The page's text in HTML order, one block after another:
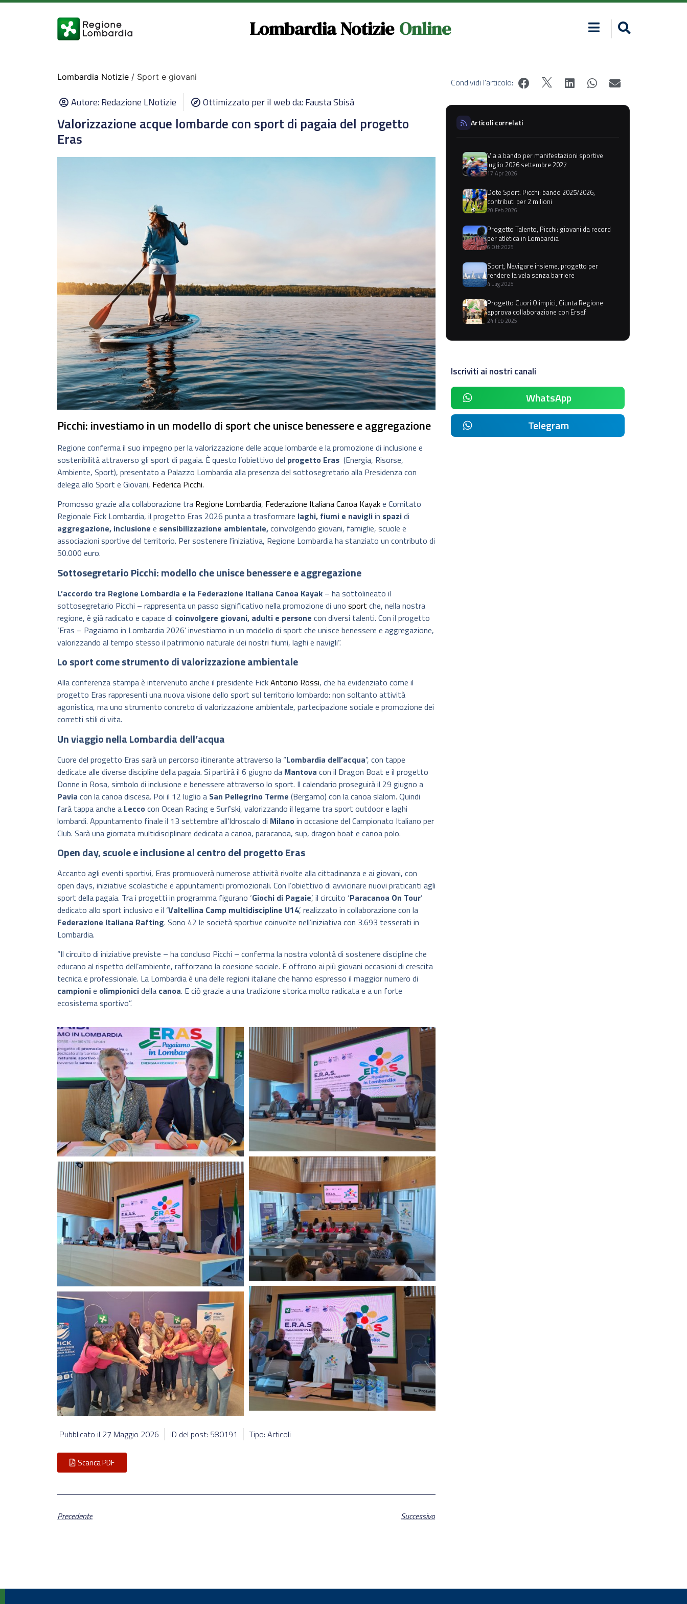
Lombardia Notizie Online
Lombardia Notizie / Sport e giovani
Autore:Redazione LNotizie Ottimizzato per il web da: Fausta Sbisà
Valorizzazione acque lombarde con sport di pagaia del progetto
Eras
Picchi: investiamo in un modello di sport che unisce benessere e aggregazione
Regione conferma il suo impegno per la valorizzazione delle acque lombarde e la promozione di inclusione e
sostenibilità attraverso gli sport di pagaia. È questo l’obiettivo del progetto Eras (Energia, Risorse,
Ambiente, Sport), presentato a Palazzo Lombardia alla presenza del sottosegretario alla Presidenza con
delega allo Sport e Giovani, Federica Picchi.
Promosso grazie alla collaborazione tra Regione Lombardia, Federazione Italiana Canoa Kayake Comitato
Regionale Fick Lombardia, il progetto Eras 2026 punta a trasformare laghi, fiumi e navigliin spazidi
aggregazione, inclusione e sensibilizzazione ambientale,coinvolgendo giovani, famiglie, scuole e
associazioni sportive del territorio. Per sostenere l’iniziativa, Regione Lombardia ha stanziato un contributo di
50.000 euro.
Sottosegretario Picchi: modello che unisce benessere e aggregazione
L’accordo tra Regione Lombardia e la Federazione Italiana Canoa Kayak – ha sottolineato il
sottosegretario Picchi – rappresenta un passo significativo nella promozione di uno sport che, nella nostra
regione, è già radicato e capace di coinvolgere giovani, adulti e persone con diversi talenti. Con il progetto
‘Eras – Pagaiamo in Lombardia 2026’ investiamo in un modello di sport che unisce benessere e aggregazione,
valorizzando al tempo stesso il patrimonio naturale dei nostri fiumi, laghi e navigli”.
Lo sport come strumento di valorizzazione ambientale
Alla conferenza stampa è intervenuto anche il presidente FickAntonio Rossi, che ha evidenziato come il
progetto Eras rappresenti una nuova visione dello sport sul territorio lombardo: non soltanto attività
agonistica, ma uno strumento concreto di valorizzazione ambientale, partecipazione sociale e promozione dei
corretti stili di vita.
Un viaggio nella Lombardia dell’acqua
Cuore del progetto Eras sarà un percorso itinerante attraverso la “Lombardia dell’acqua”, con tappe
dedicate alle diverse discipline della pagaia. Si partirà il 6 giugno da Mantova con il Dragon Boat e il progetto
Donne in Rosa, simbolo di inclusione e benessere attraverso lo sport. Il calendario proseguirà il 29 giugno a
Pavia con la canoa discesa. Poi il 12 luglio a San Pellegrino Terme (Bergamo) con la canoa slalom. Quindi
farà tappa anche a Lecco con Ocean Racing e Surfski, valorizzando il legame tra sport outdoor e laghi
lombardi. Appuntamento finale il 13 settembre all’Idroscalo di Milano in occasione del Campionato Italiano per
Club. Sarà una giornata multidisciplinare dedicata a canoa, paracanoa, sup, dragon boat e canoa polo.
Open day, scuole e inclusione al centro del progetto Eras
Accanto agli eventi sportivi, Eras promuoverà numerose attività rivolte alla cittadinanza e ai giovani, con
open days, iniziative scolastiche e appuntamenti promozionali. Con l’obiettivo di avvicinare nuovi praticanti agli
sport della pagaia. Tra i progetti in programma figurano ‘Giochi di Pagaie’, il circuito ‘Paracanoa On Tour’
dedicato allo sport inclusivo e il ‘Valtellina Camp multidiscipline U14’, realizzato in collaborazione con la
Federazione Italiana Rafting. Sono 42 le società sportive coinvolte nell’iniziativa con 3.693 tesserati in
Lombardia.
“Il circuito di iniziative previste – ha concluso Picchi – conferma la nostra volontà di sostenere discipline che
educano al rispetto dell’ambiente, rafforzano la coesione sociale. E offrono ai più giovani occasioni di crescita
tecnica e professionale. La Lombardia è una delle regioni italiane che hanno espresso il maggior numero di
campionie olimpionicidella canoa. E ciò grazie a una tradizione storica molto radicata e a un forte
ecosistema sportivo”.
Pubblicato il 27 Maggio 2026 ID del post: 580191 Tipo: Articoli
Scarica PDF
Precedente Successivo
Condividi l'articolo:
Articoli correlati
Via a bando per manifestazioni sportive
luglio 2026 settembre 2027
17 Apr 2026
Dote Sport. Picchi: bando 2025/2026,
contributi per 2 milioni
20 Feb 2026
Progetto Talento, Picchi: giovani da record
per atletica in Lombardia
6 Ott 2025
Sport, Navigare insieme, progetto per
rendere la vela senza barriere
4 Lug 2025
Progetto Cuori Olimpici, Giunta Regione
approva collaborazione con Ersaf
24 Feb 2025
Iscriviti ai nostri canali
WhatsApp
Telegram